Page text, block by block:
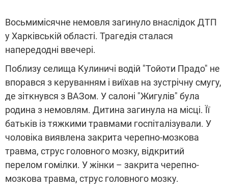
Восьмимісячне немовля загинуло внаслідок ДТП
у Харківській області. Трагедія сталася
напередодні ввечері.
Поблизу селища Кулиничі водій "Тойоти Прадо" не
впорався з керуванням і виїхав на зустрічну смугу,
де зіткнувся з ВАЗом. У салоні "Жигулів" була
родина з немовлям. Дитина загинула на місці. Її
батьків із тяжкими травмами госпіталізували. У
чоловіка виявлена закрита черепно-мозкова
травма, струс головного мозку, відкритий
перелом гомілки. У жінки – закрита черепно-
мозкова травма, струс головного мозку.